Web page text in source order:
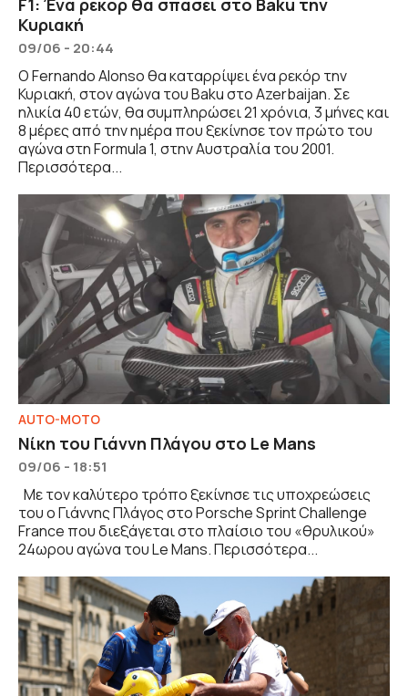
F1: Ένα ρεκόρ θα σπάσει στο Baku την
Κυριακή
09/06 - 20:44
Ο Fernando Alonso θα καταρρίψει ένα ρεκόρ την
Κυριακή, στον αγώνα του Baku στο Azerbaijan. Σε
ηλικία 40 ετών, θα συμπληρώσει 21 χρόνια, 3 μήνες και
8 μέρες από την ημέρα που ξεκίνησε τον πρώτο του
αγώνα στη Formula 1, στην Αυστραλία του 2001.
Περισσότερα...
AUTO-MOTO
Νίκη του Γιάννη Πλάγου στο Le Mans
09/06 - 18:51
Με τον καλύτερο τρόπο ξεκίνησε τις υποχρεώσεις
του ο Γιάννης Πλάγος στο Porsche Sprint Challenge
France που διεξάγεται στο πλαίσιο του «θρυλικού»
24ωρου αγώνα του Le Mans. Περισσότερα...